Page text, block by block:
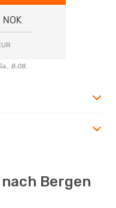
NOK
8.08.
Bergen